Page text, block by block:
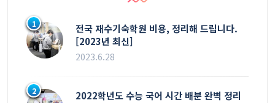
1
전국 재수기숙학원 비용, 정리해 드립니다.
[2023년 최신]
2023.6.28
2 2022학년도 수능 국어 시간 배분 완벽 정리